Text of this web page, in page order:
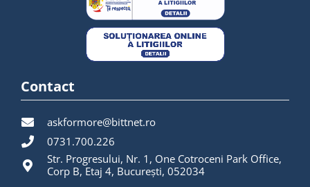
Contact
askformore@bittnet.ro
0731.700.226
Str. Progresului, Nr. 1, One Cotroceni Park Office,
Corp B, Etaj 4, București, 052034